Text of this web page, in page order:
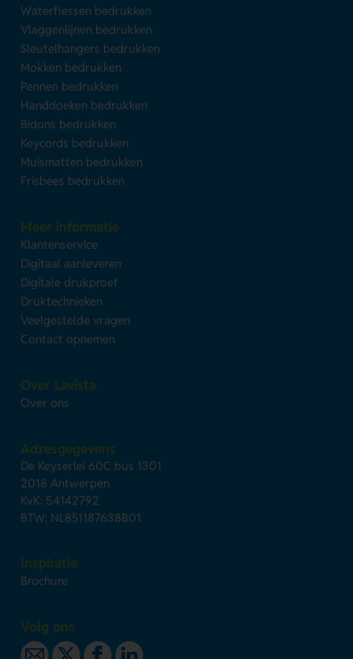
Waterflessen bedrukken
Vlaggenlijnen bedrukken
Sleutelhangers bedrukken
Mokken bedrukken
Pennen bedrukken
Handdoeken bedrukken
Bidons bedrukken
Keycords bedrukken
Muismatten bedrukken
Frisbees bedrukken
Meer informatie
Klantenservice
Digitaal aanleveren
Digitale drukproef
Druktechnieken
Veelgestelde vragen
Contact opnemen
Over Lavista
Over ons
Adresgegevens
De Keyserlei 60C bus 1301
2018 Antwerpen
KvK: 54142792
BTW: NL851187638B01
Inspiratie
Brochure
Volg ons